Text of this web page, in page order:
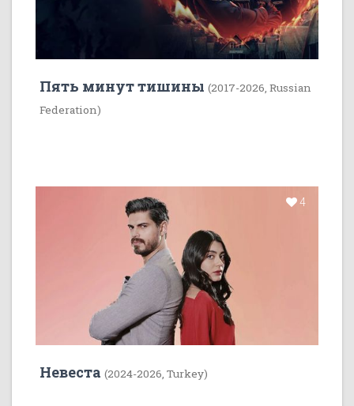
Пять минут тишины (2017-2026, Russian
Federation)
4
Невеста (2024-2026, Turkey)